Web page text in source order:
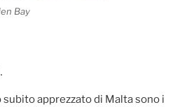
Bay
subito apprezzato di Malta sono i